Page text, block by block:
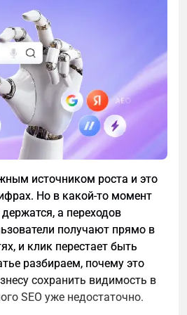
если:- большие
лицами;-
деятельность с НДС.
включается в общую
на прибыль (для ООО); -
путь возможен только
не носят системного
продажа, единичный
как доход физлица.
года в швейцарском Санкт-
Polo World Cup St. Moritz –
и статусных зимних
традиционно
озере Санкт-Мориц,
сочетания
программы и
общения.
источником роста и это
Но в какой-то момент
а переходов
получают прямо в
и клик перестает быть
разбираем, почему это
сохранить видимость в
SEO уже недостаточно.